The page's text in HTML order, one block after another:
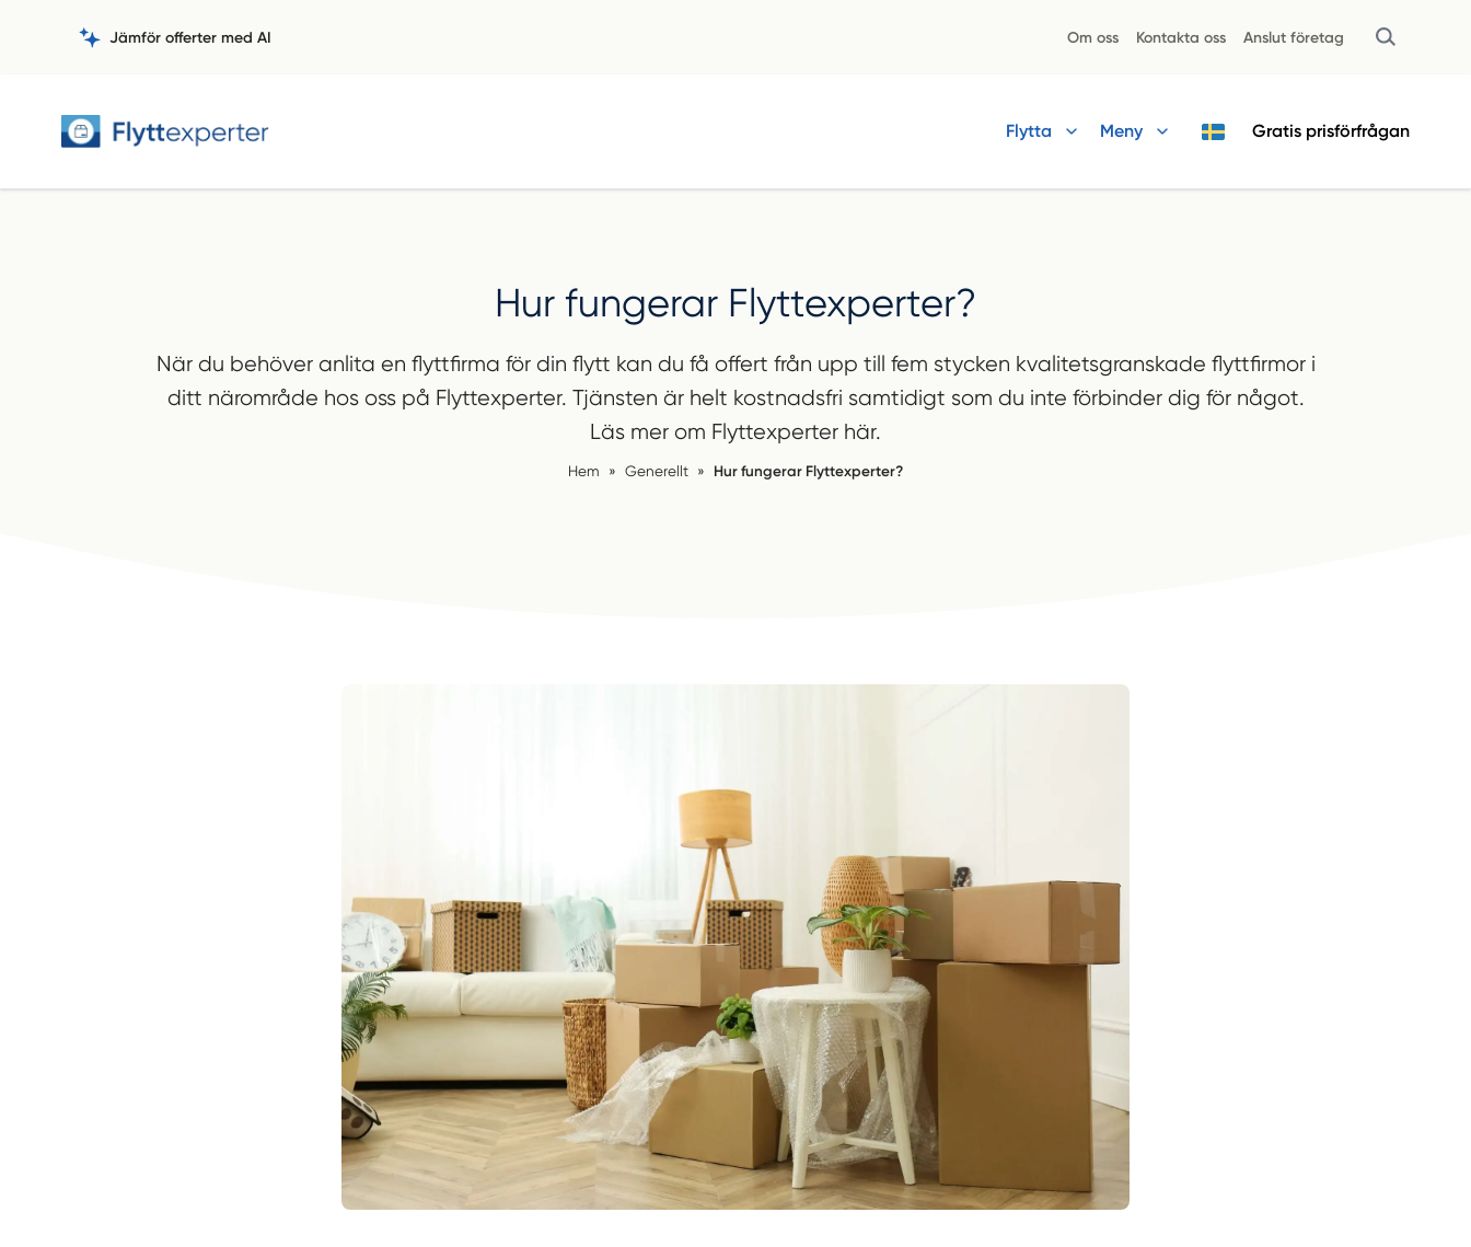
Jämför offerter med AI Om oss Kontakta oss Anslut företag
Flytta Meny Gratis prisförfrågan
Hur fungerar Flyttexperter?
När du behöver anlita en flyttfirma för din flytt kan du få offert från upp till fem stycken kvalitetsgranskade flyttfirmor i
ditt närområde hos oss på Flyttexperter. Tjänsten är helt kostnadsfri samtidigt som du inte förbinder dig för något.
Läs mer om Flyttexperter här.
Hem » Generellt » Hur fungerar Flyttexperter?